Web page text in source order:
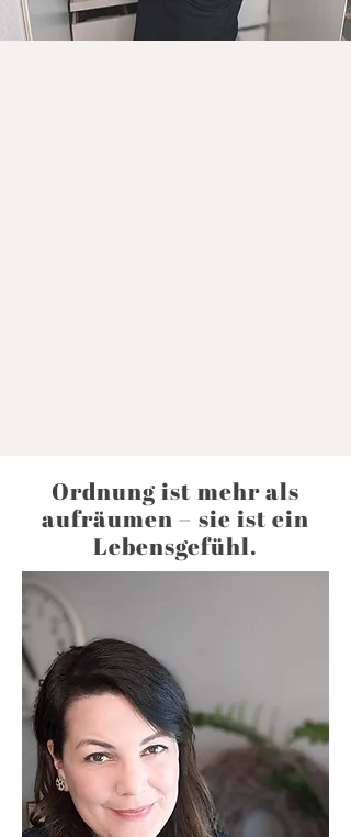
Ordnung ist mehr als
aufräumen – sie ist ein
Lebensgefühl.